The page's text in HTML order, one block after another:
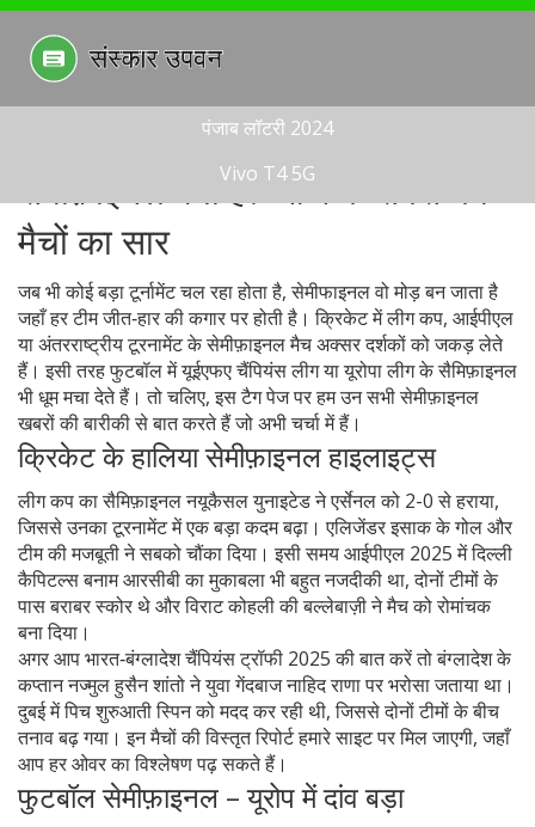
पंजाब लॉटरी 2024
Vivo T4 5G
सेमीफ़ाइनल क्या है? आज के सबसे गर्म
मैचों का सार
जब भी कोई बड़ा टूर्नामेंट चल रहा होता है, सेमीफाइनल वो मोड़ बन जाता है
जहाँ हर टीम जीत‑हार की कगार पर होती है। क्रिकेट में लीग कप, आईपीएल
या अंतरराष्ट्रीय टूरनामेंट के सेमीफ़ाइनल मैच अक्सर दर्शकों को जकड़ लेते
हैं। इसी तरह फुटबॉल में यूईएफए चैंपियंस लीग या यूरोपा लीग के सैमि‍फ़ाइनल
भी धूम मचा देते हैं। तो चलिए, इस टैग पेज पर हम उन सभी सेमीफ़ाइनल
खबरों की बारीकी से बात करते हैं जो अभी चर्चा में हैं।
क्रिकेट के हालिया सेमीफ़ाइनल हाइलाइट्स
लीग कप का सैमि‍फ़ाइनल नयूकैसल युनाइटेड ने एर्सेनल को 2-0 से हराया,
जिससे उनका टूरनामेंट में एक बड़ा कदम बढ़ा। एलिजेंडर इसाक के गोल और
टीम की मजबूती ने सबको चौंका दिया। इसी समय आईपीएल 2025 में दिल्ली
कैपिटल्स बनाम आरसीबी का मुकाबला भी बहुत नजदीकी था, दोनों टीमों के
पास बराबर स्कोर थे और विराट कोहली की बल्लेबाज़ी ने मैच को रोमांचक
बना दिया।
अगर आप भारत‑बंग्लादेश चैंपियंस ट्रॉफी 2025 की बात करें तो बंग्लादेश के
कप्तान नज्मुल हुसैन शांतो ने युवा गेंदबाज नाहिद राणा पर भरोसा जताया था।
दुबई में पिच शुरुआती स्पिन को मदद कर रही थी, जिससे दोनों टीमों के बीच
तनाव बढ़ गया। इन मैचों की विस्तृत रिपोर्ट हमारे साइट पर मिल जाएगी, जहाँ
आप हर ओवर का विश्लेषण पढ़ सकते हैं।
फुटबॉल सेमीफ़ाइनल – यूरोप में दांव बड़ा